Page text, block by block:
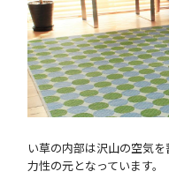
い草の内部は沢山の空気
力性の元となっています。